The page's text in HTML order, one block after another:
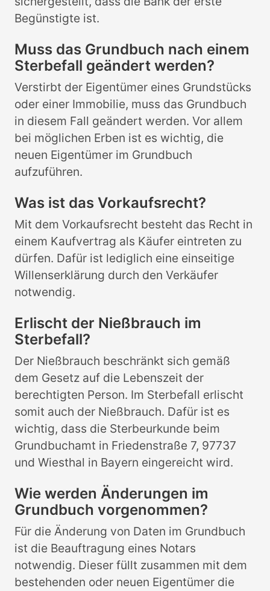
Begünstigte ist.
Muss das Grundbuch nach einem
Sterbefall geändert werden?
Verstirbt der Eigentümer eines Grundstücks
oder einer Immobilie, muss das Grundbuch
in diesem Fall geändert werden. Vor allem
bei möglichen Erben ist es wichtig, die
neuen Eigentümer im Grundbuch
aufzuführen.
Was ist das Vorkaufsrecht?
Mit dem Vorkaufsrecht besteht das Recht in
einem Kaufvertrag als Käufer eintreten zu
dürfen. Dafür ist lediglich eine einseitige
Willenserklärung durch den Verkäufer
notwendig.
Erlischt der Nießbrauch im
Sterbefall?
Der Nießbrauch beschränkt sich gemäß
dem Gesetz auf die Lebenszeit der
berechtigten Person. Im Sterbefall erlischt
somit auch der Nießbrauch. Dafür ist es
wichtig, dass die Sterbeurkunde beim
Grundbuchamt in Friedenstraße 7, 97737
und Wiesthal in Bayern eingereicht wird.
Wie werden Änderungen im
Grundbuch vorgenommen?
Für die Änderung von Daten im Grundbuch
ist die Beauftragung eines Notars
notwendig. Dieser füllt zusammen mit dem
bestehenden oder neuen Eigentümer die